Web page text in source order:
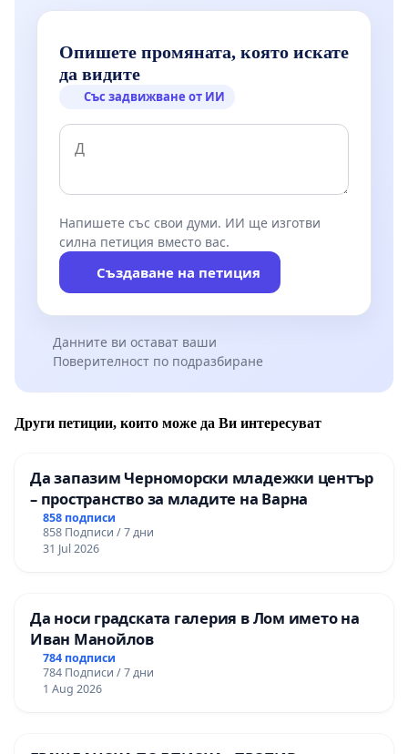
Опишете промяната, която искате
да видите
Със задвижване от ИИ
Напишете със свои думи. ИИ ще изготви
силна петиция вместо вас.
Създаване на петиция
Данните ви остават ваши
Поверителност по подразбиране
Други петиции, които може да Ви интересуват
Да запазим Черноморски младежки център
– пространство за младите на Варна
858 подписи
858 Подписи / 7 дни
31 Jul 2026
Да носи градската галерия в Лом името на
Иван Манойлов
784 подписи
784 Подписи / 7 дни
1 Aug 2026